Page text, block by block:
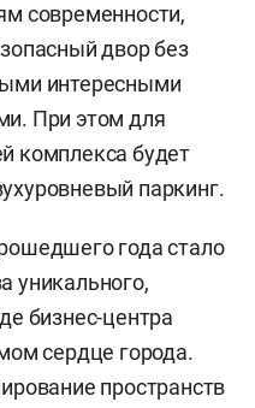
современности,
двор без
интересными
При этом для
комплекса будет
паркинг.
года стало
уникального,
бизнес-центра
сердце города.
пространств